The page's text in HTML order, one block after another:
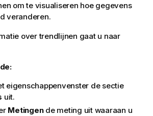
om te visualiseren hoe gegevens
veranderen.
over trendlijnen gaat u naar
eigenschappenvenster de sectie
uit.
Metingende meting uit waaraan u